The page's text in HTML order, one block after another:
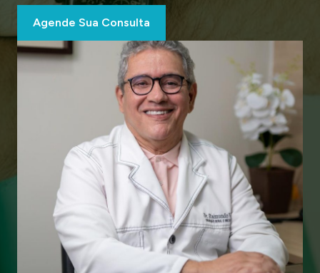
Agende Sua Consulta